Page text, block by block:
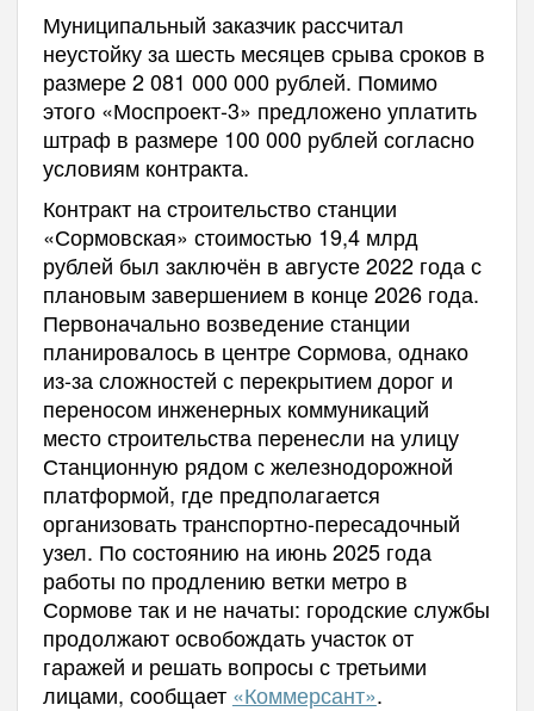
Муниципальный заказчик рассчитал
неустойку за шесть месяцев срыва сроков в
размере 2 081 000 000 рублей. Помимо
этого «Моспроект-3» предложено уплатить
штраф в размере 100 000 рублей согласно
условиям контракта.
Контракт на строительство станции
«Сормовская» стоимостью 19,4 млрд
рублей был заключён в августе 2022 года с
плановым завершением в конце 2026 года.
Первоначально возведение станции
планировалось в центре Сормова, однако
из-за сложностей с перекрытием дорог и
переносом инженерных коммуникаций
место строительства перенесли на улицу
Станционную рядом с железнодорожной
платформой, где предполагается
организовать транспортно-пересадочный
узел. По состоянию на июнь 2025 года
работы по продлению ветки метро в
Сормове так и не начаты: городские службы
продолжают освобождать участок от
гаражей и решать вопросы с третьими
лицами, сообщает «Коммерсант».